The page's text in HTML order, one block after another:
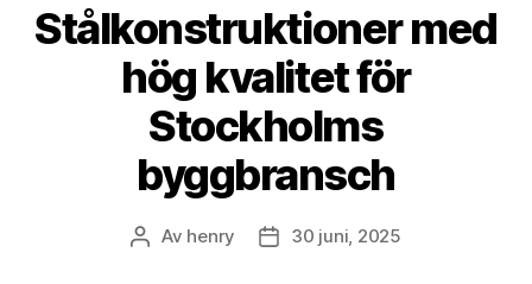
Stålkonstruktioner med
hög kvalitet för
Stockholms
byggbransch
Inläggsförfattare
Av henry Inläggsdatum
30 juni, 2025